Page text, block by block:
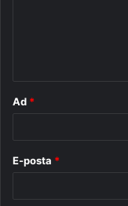
Ad *
E-posta *